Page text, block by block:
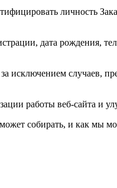
личность
дата рождения,
исключением случаев,
работы веб-сайта и
собирать, и как мы